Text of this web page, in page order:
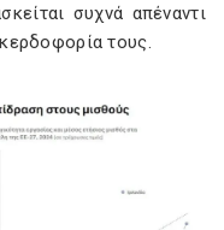
συχνά απέναντι
τους.